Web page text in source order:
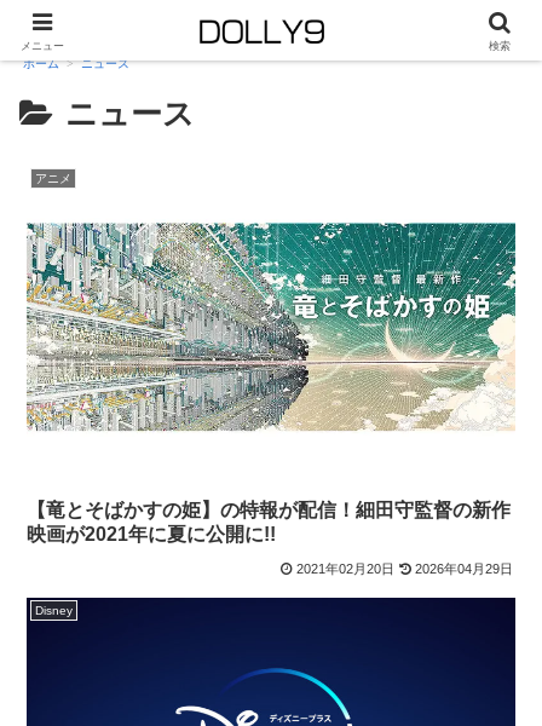
ホーム ニュース
ニュース
アニメ
【竜とそばかすの姫】の特報が配信！細田守監督の新作
映画が2021年に夏に公開に!!
2021年02月20日 2026年04月29日
Disney
メニュー 検索